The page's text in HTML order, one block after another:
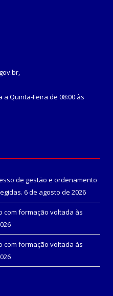
Quinta-Feira de 08:00 às
de gestão e ordenamento
6 de agosto de 2026
formação voltada às
formação voltada às